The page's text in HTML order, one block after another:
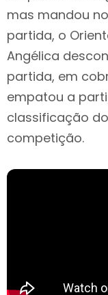
mas mandou
partida, o
Angélica
partida, em
empatou a
classificação
competição.